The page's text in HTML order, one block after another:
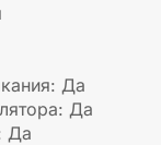
Да
Да
Да